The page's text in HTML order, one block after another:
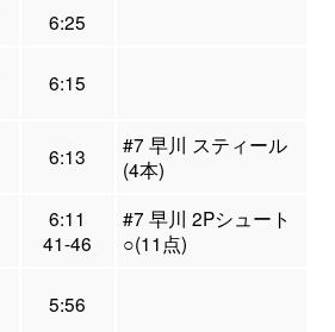
6:25
6:15
6:13
#7 早川 スティール
(4本)
6:11
41-46
#7 早川 2Pシュート
○(11点)
5:56